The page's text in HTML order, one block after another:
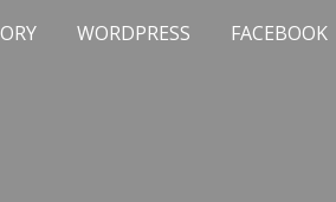
WORDPRESS FACEBOOK